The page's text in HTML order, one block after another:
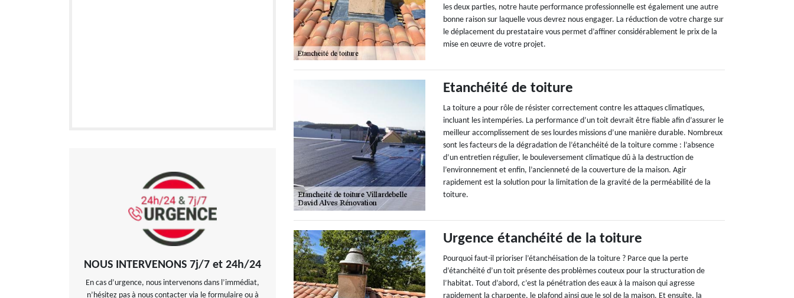
NOUS INTERVENONS 7j/7 et 24h/24
En cas d’urgence, nous intervenons dans l’immédiat,
n’hésitez pas à nous contacter via le formulaire ou à
les deux parties, notre haute performance professionnelle est également une autre
bonne raison sur laquelle vous devrez nous engager. La réduction de votre charge sur
le déplacement du prestataire vous permet d’affiner considérablement le prix de la
mise en œuvre de votre projet.
Etanchéité de toiture
La toiture a pour rôle de résister correctement contre les attaques climatiques,
incluant les intempéries. La performance d’un toit devrait être fiable afin d’assurer le
meilleur accomplissement de ses lourdes missions d’une manière durable. Nombreux
sont les facteurs de la dégradation de l’étanchéité de la toiture comme : l’absence
d’un entretien régulier, le bouleversement climatique dû à la destruction de
l’environnement et enfin, l’ancienneté de la couverture de la maison. Agir
rapidement est la solution pour la limitation de la gravité de la perméabilité de la
toiture.
Urgence étanchéité de la toiture
Pourquoi faut-il prioriser l’étanchéisation de la toiture ? Parce que la perte
d’étanchéité d’un toit présente des problèmes couteux pour la structuration de
l’habitat. Tout d’abord, c’est la pénétration des eaux à la maison qui agresse
rapidement la charpente, le plafond ainsi que le sol de la maison. Et ensuite, la